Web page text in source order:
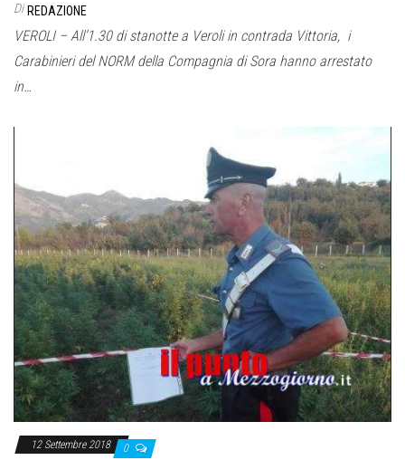
Di REDAZIONE
VEROLI – All’1.30 di stanotte a Veroli in contrada Vittoria, i
Carabinieri del NORM della Compagnia di Sora hanno arrestato
in…
12 Settembre 2018 0